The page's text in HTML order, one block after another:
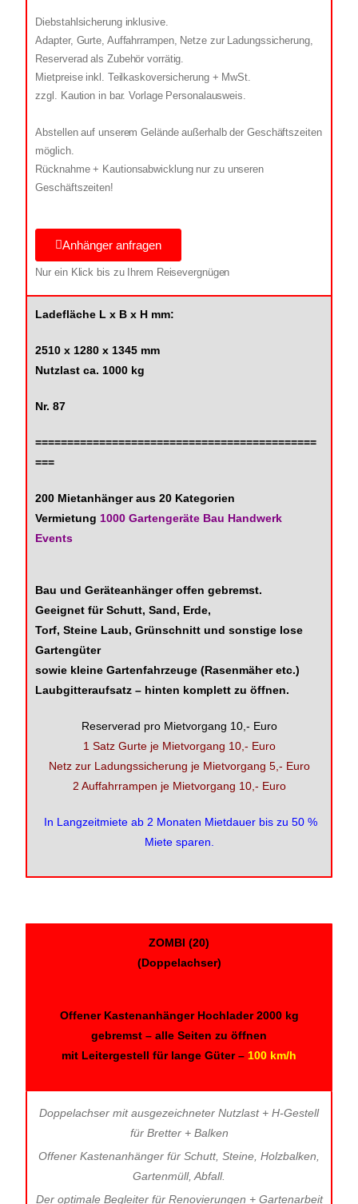
Diebstahlsicherung inklusive.
Adapter, Gurte, Auffahrrampen, Netze zur Ladungssicherung,
Reserverad als Zubehör vorrätig.
Mietpreise inkl. Teilkaskoversicherung + MwSt.
zzgl. Kaution in bar. Vorlage Personalausweis.
Abstellen auf unserem Gelände außerhalb der Geschäftszeiten
möglich.
Rücknahme + Kautionsabwicklung nur zu unseren
Geschäftszeiten!
Anhänger anfragen
Nur ein Klick bis zu Ihrem Reisevergnügen
Ladefläche L x B x H mm:
2510 x 1280 x 1345 mm
Nutzlast ca. 1000 kg
Nr. 87
============================================
===
200 Mietanhänger aus 20 Kategorien
Vermietung1000 Gartengeräte Bau Handwerk
Events
Bau und Geräteanhänger offen gebremst.
Geeignet für Schutt, Sand, Erde,
Torf, Steine Laub, Grünschnitt und sonstige lose
Gartengüter
sowie kleine Gartenfahrzeuge (Rasenmäher etc.)
Laubgitteraufsatz – hinten komplett zu öffnen.
Reserverad pro Mietvorgang 10,- Euro
1 Satz Gurte je Mietvorgang 10,- Euro
Netz zur Ladungssicherung je Mietvorgang 5,- Euro
2 Auffahrrampen je Mietvorgang 10,- Euro
In Langzeitmiete ab 2 Monaten Mietdauer bis zu 50 %
Miete sparen.
ZOMBI (20)
(Doppelachser)
Offener Kastenanhänger Hochlader 2000 kg
gebremst – alle Seiten zu öffnen
mit Leitergestell für lange Güter – 100 km/h
Doppelachser mit ausgezeichneter Nutzlast + H-Gestell
für Bretter + Balken
Offener Kastenanhänger für Schutt, Steine, Holzbalken,
Gartenmüll, Abfall.
Der optimale Begleiter für Renovierungen + Gartenarbeit